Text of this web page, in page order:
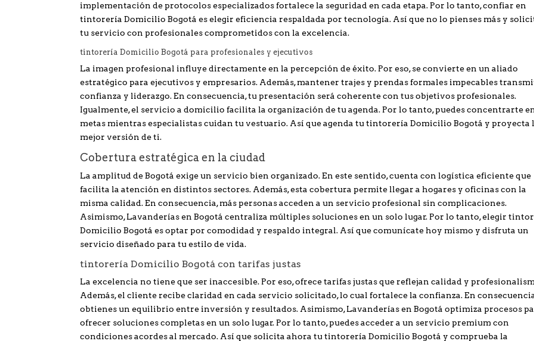
implementación de protocolos especializados fortalece la seguridad en cada etapa. Por lo tanto, confiar en
tintorería Domicilio Bogotá es elegir eficiencia respaldada por tecnología. Así que no lo pienses más y
tu servicio con profesionales comprometidos con la excelencia.
tintorería Domicilio Bogotá para profesionales y ejecutivos
La imagen profesional influye directamente en la percepción de éxito. Por eso, se convierte en un aliado
estratégico para ejecutivos y empresarios. Además, mantener trajes y prendas formales impecables
confianza y liderazgo. En consecuencia, tu presentación será coherente con tus objetivos profesionales.
Igualmente, el servicio a domicilio facilita la organización de tu agenda. Por lo tanto, puedes concentrarte
metas mientras especialistas cuidan tu vestuario. Así que agenda tu tintorería Domicilio Bogotá y proyecta
mejor versión de ti.
Cobertura estratégica en la ciudad
La amplitud de Bogotá exige un servicio bien organizado. En este sentido, cuenta con logística eficiente que
facilita la atención en distintos sectores. Además, esta cobertura permite llegar a hogares y oficinas con la
misma calidad. En consecuencia, más personas acceden a un servicio profesional sin complicaciones.
Asimismo, Lavanderías en Bogotá centraliza múltiples soluciones en un solo lugar. Por lo tanto, elegir
Domicilio Bogotá es optar por comodidad y respaldo integral. Así que comunícate hoy mismo y disfruta un
servicio diseñado para tu estilo de vida.
tintorería Domicilio Bogotá con tarifas justas
La excelencia no tiene que ser inaccesible. Por eso, ofrece tarifas justas que reflejan calidad y
Además, el cliente recibe claridad en cada servicio solicitado, lo cual fortalece la confianza. En
obtienes un equilibrio entre inversión y resultados. Asimismo, Lavanderías en Bogotá optimiza procesos
ofrecer soluciones completas en un solo lugar. Por lo tanto, puedes acceder a un servicio premium con
condiciones acordes al mercado. Así que solicita ahora tu tintorería Domicilio Bogotá y comprueba la